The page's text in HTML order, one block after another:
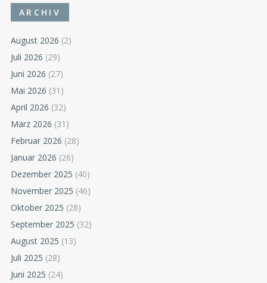
ARCHIV
August 2026 (2)
Juli 2026 (29)
Juni 2026 (27)
Mai 2026 (31)
April 2026 (32)
März 2026 (31)
Februar 2026 (28)
Januar 2026 (26)
Dezember 2025 (40)
November 2025 (46)
Oktober 2025 (28)
September 2025 (32)
August 2025 (13)
Juli 2025 (28)
Juni 2025 (24)